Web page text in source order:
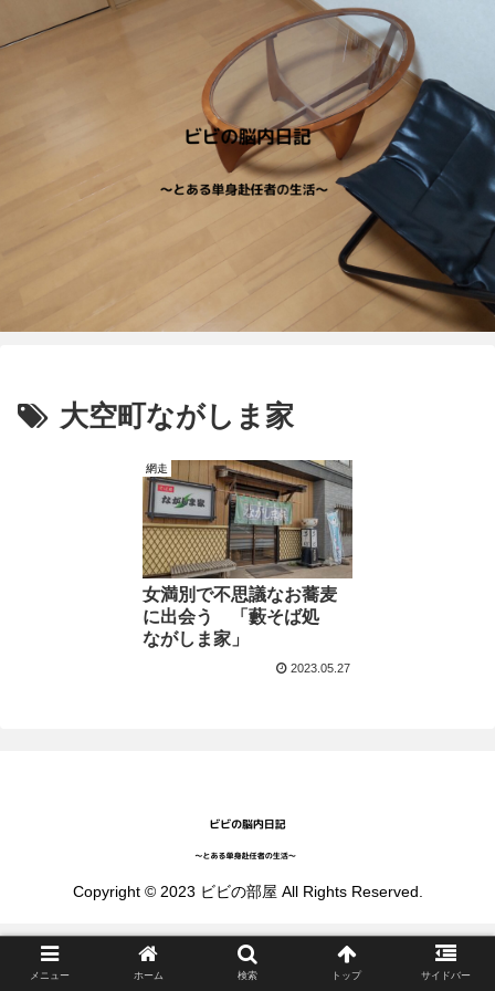
大空町ながしま家
網走
女満別で不思議なお蕎麦
に出会う 「藪そば処
ながしま家」
2023.05.27
Copyright © 2023 ビビの部屋 All Rights Reserved.
メニュー ホーム 検索 トップ サイドバー